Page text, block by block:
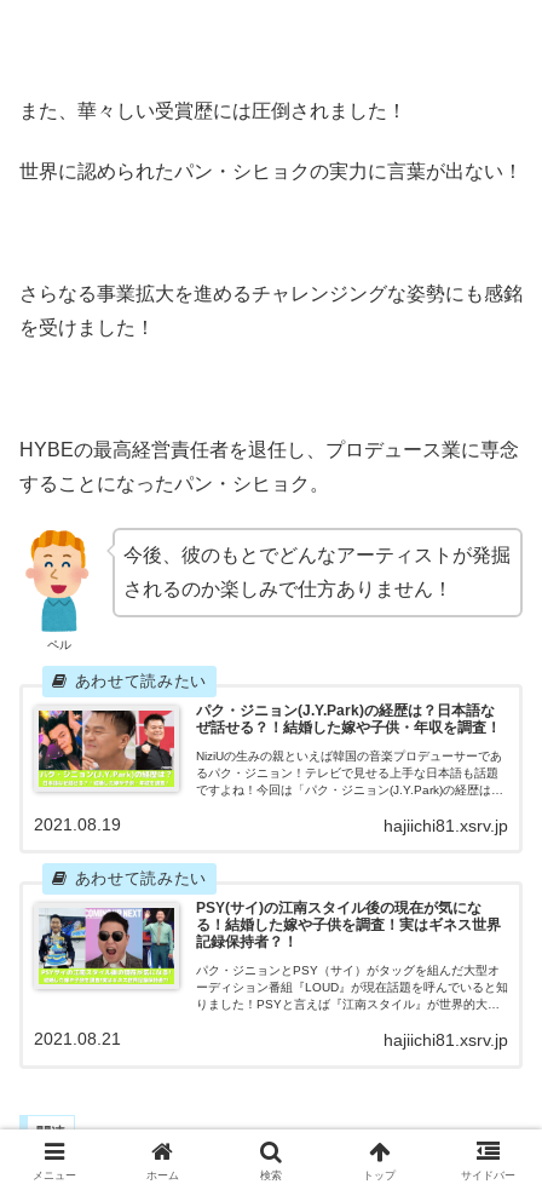
また、華々しい受賞歴には圧倒されました！
世界に認められたパン・シヒョクの実力に言葉が出ない！
さらなる事業拡大を進めるチャレンジングな姿勢にも感銘
を受けました！
HYBEの最高経営責任者を退任し、プロデュース業に専念
することになったパン・シヒョク。
ペル
今後、彼のもとでどんなアーティストが発掘
されるのか楽しみで仕方ありません！
パク・ジニョン(J.Y.Park)の経歴は？日本語な
ぜ話せる？！結婚した嫁や子供・年収を調査！
NiziUの生みの親といえば韓国の音楽プロデューサーであ
るパク・ジニョン！テレビで見せる上手な日本語も話題
ですよね！今回は「パク・ジニョン(J.Y.Park)の経歴は？
査！」と題して、パク・ジニョンについてご紹介しま
hajiichi81.xsrv.jp
2021.08.19
PSY(サイ)の江南スタイル後の現在が気にな
る！結婚した嫁や子供を調査！実はギネス世界
記録保持者？！
パク・ジニョンとPSY（サイ）がタッグを組んだ大型オ
ーディション番組『LOUD』が現在話題を呼んでいると知
りました！PSYと言えば『江南スタイル』が世界的大ヒ
後の現在が気になる！結婚した嫁や子供を調査！ 実はギ
hajiichi81.xsrv.jp
2021.08.21
関連
メニュー ホーム 検索 トップ サイドバー